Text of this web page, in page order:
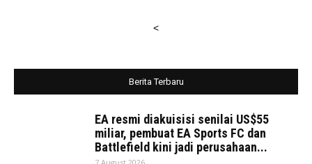
<
Berita Terbaru
EA resmi diakuisisi senilai US$55
miliar, pembuat EA Sports FC dan
Battlefield kini jadi perusahaan...
7 August 2026